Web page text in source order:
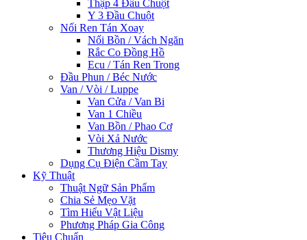
Thập 4 Đầu Chuột
Y 3 Đầu Chuột
Nối Ren Tán Xoay
Nối Bồn / Vách Ngăn
Rắc Co Đồng Hồ
Ecu / Tán Ren Trong
Đầu Phun / Béc Nước
Van / Vòi / Luppe
Van Cửa / Van Bi
Van 1 Chiều
Van Bồn / Phao Cơ
Vòi Xả Nước
Thương Hiệu Dismy
Dụng Cụ Điện Cầm Tay
Kỹ Thuật
Thuật Ngữ Sản Phẩm
Chia Sẻ Mẹo Vặt
Tìm Hiểu Vật Liệu
Phương Pháp Gia Công
Tiêu Chuẩn